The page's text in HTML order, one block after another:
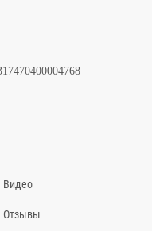
Видео
Отзывы